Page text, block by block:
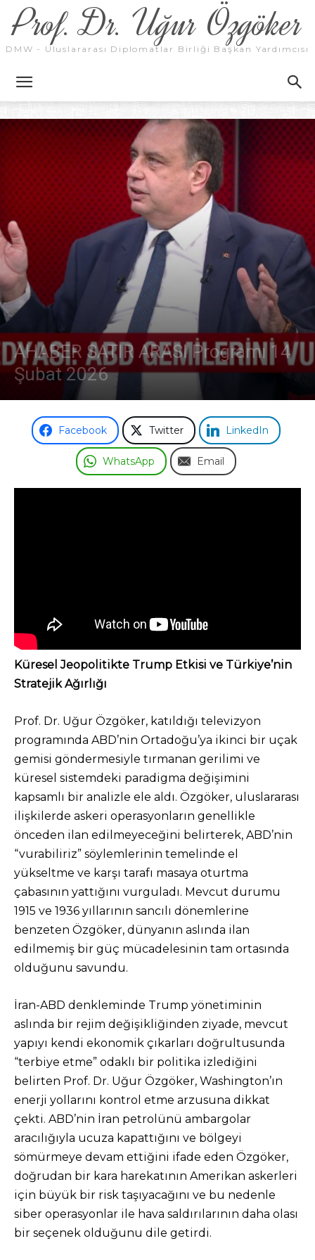
Prof. Dr. Uğur Özgöker
DMW - Uluslararası Diplomatlar Birliği Başkan Yardımcısı
AHABER SATIR ARASI Programı 14
Şubat 2026
Facebook Twitter LinkedIn
WhatsApp Email
Küresel Jeopolitikte Trump Etkisi ve Türkiye’nin
Stratejik Ağırlığı
Prof. Dr. Uğur Özgöker, katıldığı televizyon
programında ABD’nin Ortadoğu’ya ikinci bir uçak
gemisi göndermesiyle tırmanan gerilimi ve
küresel sistemdeki paradigma değişimini
kapsamlı bir analizle ele aldı. Özgöker, uluslararası
ilişkilerde askeri operasyonların genellikle
önceden ilan edilmeyeceğini belirterek, ABD’nin
“vurabiliriz” söylemlerinin temelinde el
yükseltme ve karşı tarafı masaya oturtma
çabasının yattığını vurguladı. Mevcut durumu
1915 ve 1936 yıllarının sancılı dönemlerine
benzeten Özgöker, dünyanın aslında ilan
edilmemiş bir güç mücadelesinin tam ortasında
olduğunu savundu.
İran-ABD denkleminde Trump yönetiminin
aslında bir rejim değişikliğinden ziyade, mevcut
yapıyı kendi ekonomik çıkarları doğrultusunda
“terbiye etme” odaklı bir politika izlediğini
belirten Prof. Dr. Uğur Özgöker, Washington’ın
enerji yollarını kontrol etme arzusuna dikkat
çekti. ABD’nin İran petrolünü ambargolar
aracılığıyla ucuza kapattığını ve bölgeyi
sömürmeye devam ettiğini ifade eden Özgöker,
doğrudan bir kara harekatının Amerikan askerleri
için büyük bir risk taşıyacağını ve bu nedenle
siber operasyonlar ile hava saldırılarının daha olası
bir seçenek olduğunu dile getirdi.